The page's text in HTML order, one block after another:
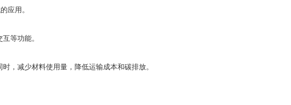
应用。
等功能。
，减少材料使用量，降低运输成本和碳排放。